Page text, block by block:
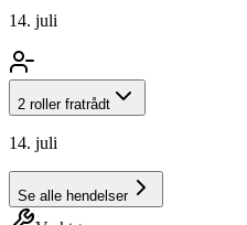
14. juli
2 roller fratrådt
14. juli
Se alle hendelser